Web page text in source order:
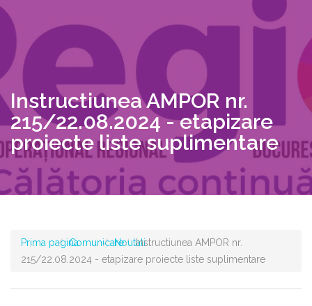
Instructiunea AMPOR nr.
215/22.08.2024 - etapizare
proiecte liste suplimentare
Prima paginaComunicareNoutatiInstructiunea AMPOR nr.
215/22.08.2024 - etapizare proiecte liste suplimentare